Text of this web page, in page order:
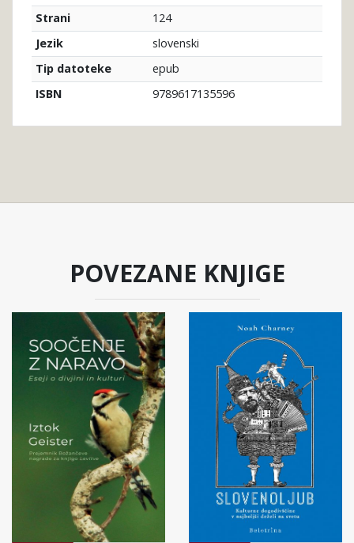
Strani
124
Jezik
slovenski
Tip datoteke
epub
ISBN
9789617135596
POVEZANE KNJIGE